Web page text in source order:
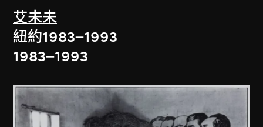
艾未未
紐約1983–1993
1983–1993